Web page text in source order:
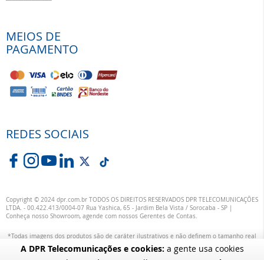
A DPR Telecomunicações e cookies:a gente usa cookies
MEIOS DE
PAGAMENTO
REDES SOCIAIS
Copyright © 2024 dpr.com.br TODOS OS DIREITOS RESERVADOS DPR TELECOMUNICAÇÕES
LTDA. - 00.422.413/0004-07 Rua Yashica, 65 - Jardim Bela Vista / Sorocaba - SP |
Conheça nosso Showroom, agende com nossos Gerentes de Contas.
*Todas imagens dos produtos são de caráter ilustrativos e não definem o tamanho real
ou exata definição das suas cores.
alterações específicas nos produtos poderão ocorrer sem aviso prévio dos fornecedores,